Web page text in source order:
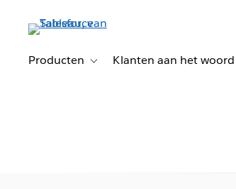
Producten
Toggle sub-navigation for Producten
Klanten aan het woord